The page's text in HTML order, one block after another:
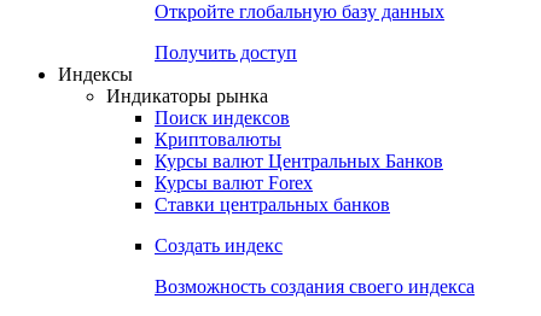
Календарь инвестора
Попробуйте7-дневный
Откройте глобальную базу данных
Получить доступ
Индикаторы рынка
Поиск индексов
Курсы валют Центральных Банков
Ставки центральных банков